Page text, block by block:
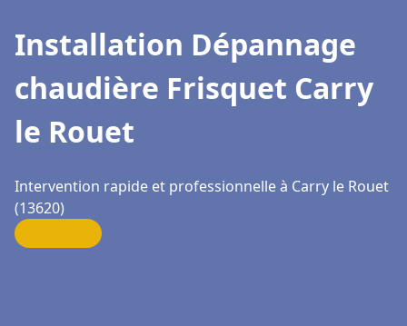
Installation Dépannage
chaudière Frisquet Carry
le Rouet
Intervention rapide et professionnelle à Carry le Rouet
(13620)